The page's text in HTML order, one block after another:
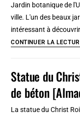
Jardin botanique de
ville. L'un des beaux
intéressant à
CONTINUER LA
Statue du
de béton
La statue du Christ